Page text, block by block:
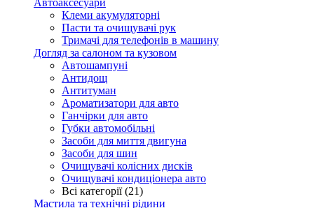
Автоаксесуари
Клеми акумуляторні
Пасти та очищувачі рук
Тримачі для телефонів в машину
Догляд за салоном та кузовом
Автошампуні
Антидощ
Антитуман
Ароматизатори для авто
Ганчірки для авто
Губки автомобільні
Засоби для миття двигуна
Засоби для шин
Очищувачі колісних дисків
Очищувачі кондиціонера авто
Всі категорії (21)
Мастила та технічні рідини